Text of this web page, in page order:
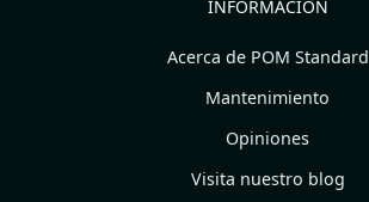
INFORMACIÓN
Acerca de POM Standard
Mantenimiento
Opiniones
Visita nuestro blog